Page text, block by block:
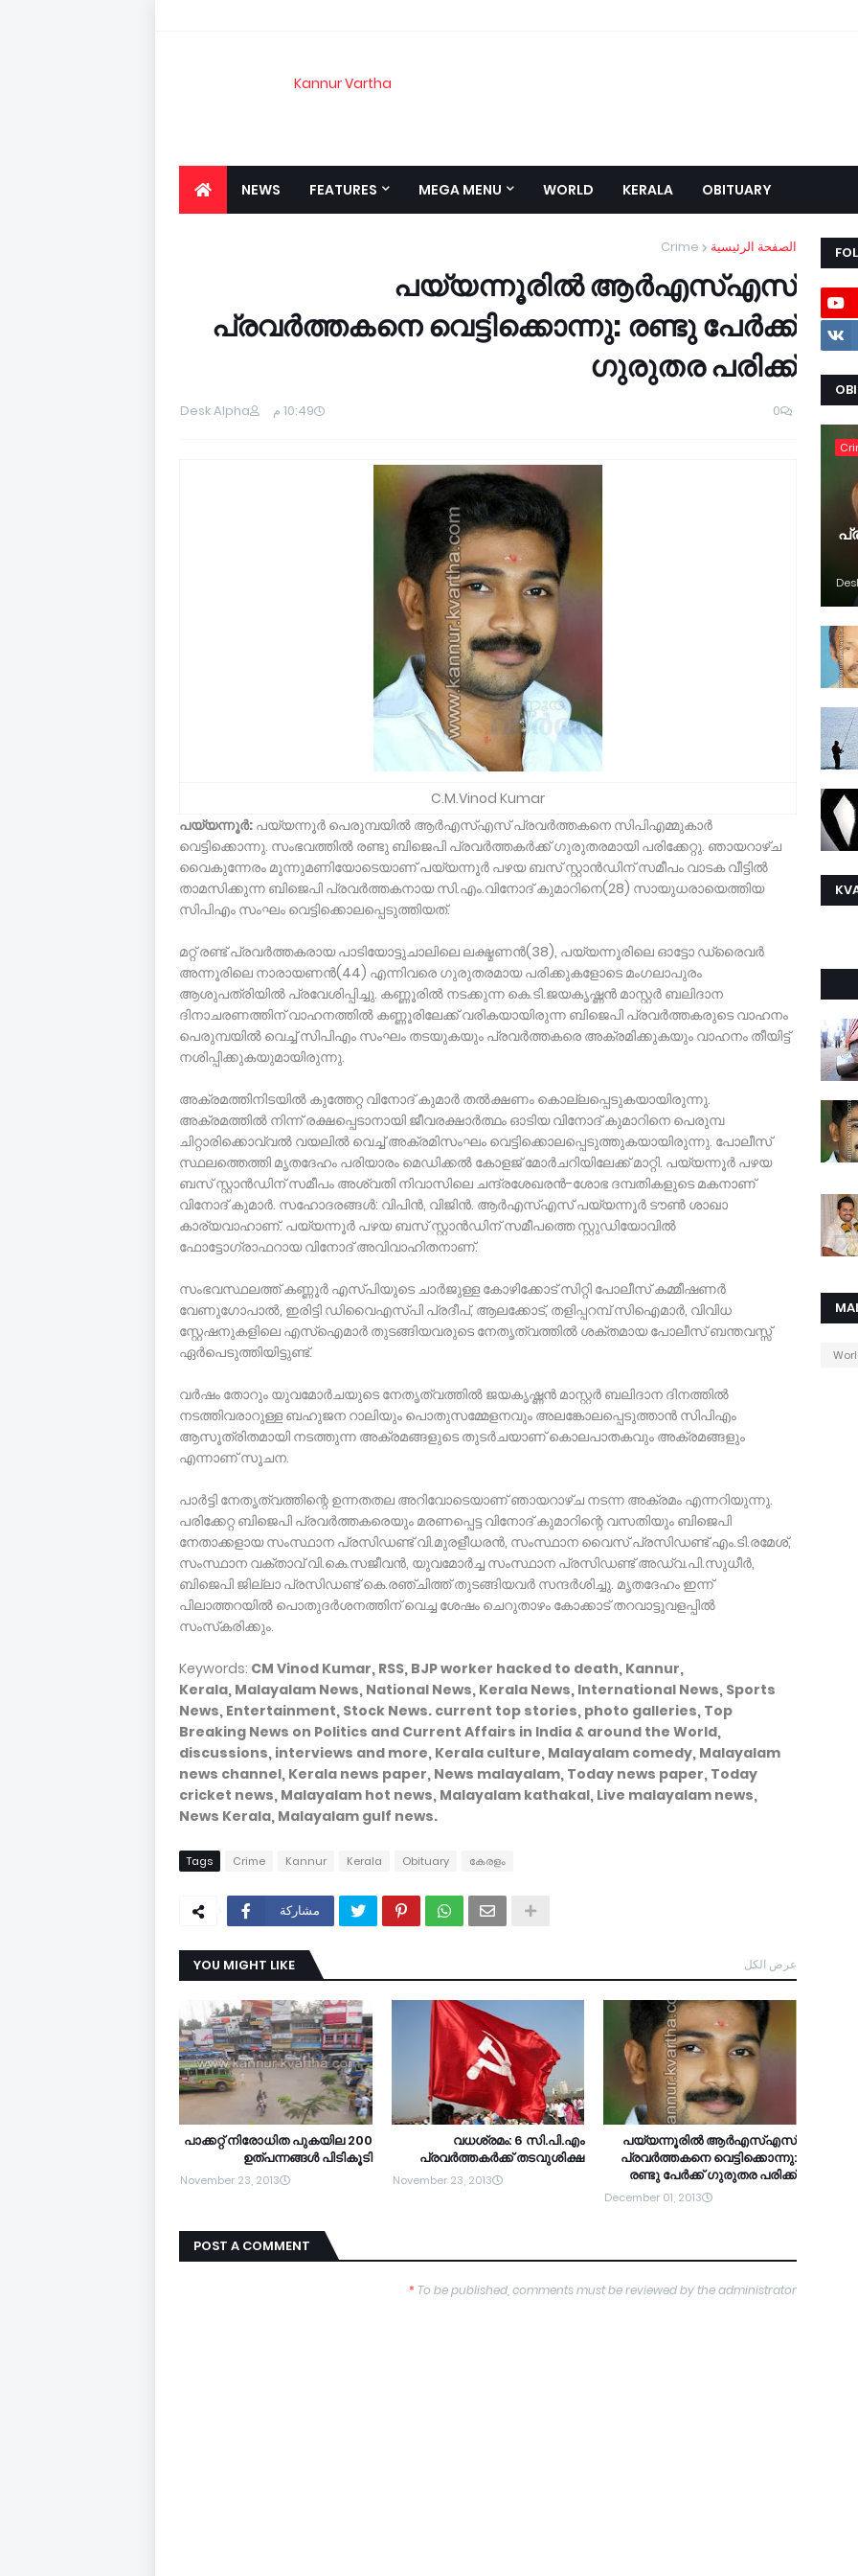
Kannur Vartha
NEWS FEATURES MEGA MENU WORLD KERALA OBITUARY
الصفحة الرئيسية Crime
പയ്യന്നൂരില്‍ ആര്‍എസ്എസ്
പ്രവര്‍ത്തകനെ വെട്ടിക്കൊന്നു: രണ്ടു പേര്‍ക്ക്
ഗുരുതര പരിക്ക്
Desk Alpha 10:49 م 0
C.M.Vinod Kumar
പയ്യന്നൂര്‍: പയ്യന്നൂര്‍ പെരുമ്പയില്‍ ആര്‍എസ്എസ് പ്രവര്‍ത്തകനെ സിപിഎമ്മുകാര്‍
വെട്ടിക്കൊന്നു. സംഭവത്തില്‍ രണ്ടു ബിജെപി പ്രവര്‍ത്തകര്‍ക്ക് ഗുരുതരമായി പരിക്കേറ്റു. ഞായറാഴ്ച
വൈകുന്നേരം മൂന്നുമണിയോടെയാണ് പയ്യന്നൂര്‍ പഴയ ബസ് സ്റ്റാന്‍ഡിന് സമീപം വാടക വീട്ടില്‍
താമസിക്കുന്ന ബിജെപി പ്രവര്‍ത്തകനായ സി.എം.വിനോദ് കുമാറിനെ(28) സായുധരായെത്തിയ
സിപിഎം സംഘം വെട്ടിക്കൊലപ്പെടുത്തിയത്.
മറ്റ് രണ്ട് പ്രവര്‍ത്തകരായ പാടിയോട്ടുചാലിലെ ലക്ഷ്മണന്‍(38), പയ്യന്നൂരിലെ ഓട്ടോ ഡ്രൈവര്‍
അന്നൂരിലെ നാരായണന്‍(44) എന്നിവരെ ഗുരുതരമായ പരിക്കുകളോടെ മംഗലാപുരം
ആശുപത്രിയില്‍ പ്രവേശിപ്പിച്ചു. കണ്ണൂരില്‍ നടക്കുന്ന കെ.ടി.ജയകൃഷ്ണന്‍ മാസ്റ്റര്‍ ബലിദാന
ദിനാചരണത്തിന് വാഹനത്തില്‍ കണ്ണൂരിലേക്ക് വരികയായിരുന്ന ബിജെപി പ്രവര്‍ത്തകരുടെ വാഹനം
പെരുമ്പയില്‍ വെച്ച് സിപിഎം സംഘം തടയുകയും പ്രവര്‍ത്തകരെ അക്രമിക്കുകയും വാഹനം തീയിട്ട്
നശിപ്പിക്കുകയുമായിരുന്നു.
അക്രമത്തിനിടയില്‍ കുത്തേറ്റ വിനോദ് കുമാര്‍ തല്‍ക്ഷണം കൊല്ലപ്പെടുകയായിരുന്നു.
അക്രമത്തില്‍ നിന്ന് രക്ഷപ്പെടാനായി ജീവരക്ഷാര്‍ത്ഥം ഓടിയ വിനോദ് കുമാറിനെ പെരുമ്പ
ചിറ്റാരിക്കൊവ്വല്‍ വയലില്‍ വെച്ച് അക്രമിസംഘം വെട്ടിക്കൊലപ്പെടുത്തുകയായിരുന്നു. പോലീസ്
സ്ഥലത്തെത്തി മൃതദേഹം പരിയാരം മെഡിക്കല്‍ കോളജ് മോര്‍ചറിയിലേക്ക് മാറ്റി. പയ്യന്നൂര്‍ പഴയ
ബസ് സ്റ്റാന്‍ഡിന് സമീപം അശ്വതി നിവാസിലെ ചന്ദ്രശേഖരന്‍-ശോഭ ദമ്പതികളുടെ മകനാണ്
വിനോദ് കുമാര്‍. സഹോദരങ്ങള്‍: വിപിന്‍, വിജിന്‍. ആര്‍എസ്എസ് പയ്യന്നൂര്‍ ടൗണ്‍ ശാഖാ
കാര്യവാഹാണ്. പയ്യന്നൂര്‍ പഴയ ബസ് സ്റ്റാന്‍ഡിന് സമീപത്തെ സ്റ്റുഡിയോവില്‍
ഫോട്ടോഗ്രാഫറായ വിനോദ് അവിവാഹിതനാണ്.
സംഭവസ്ഥലത്ത് കണ്ണൂര്‍ എസ്പിയുടെ ചാര്‍ജുള്ള കോഴിക്കോട് സിറ്റി പോലീസ് കമ്മീഷണര്‍
വേണുഗോപാല്‍, ഇരിട്ടി ഡിവൈഎസ്പി പ്രദീപ്, ആലക്കോട്, തളിപ്പറമ്പ് സിഐമാര്‍, വിവിധ
സ്റ്റേഷനുകളിലെ എസ്‌ഐമാര്‍ തുടങ്ങിയവരുടെ നേതൃത്വത്തില്‍ ശക്തമായ പോലീസ് ബന്തവസ്സ്
ഏര്‍പെടുത്തിയിട്ടുണ്ട്.
വര്‍ഷം തോറും യുവമോര്‍ചയുടെ നേതൃത്വത്തില്‍ ജയകൃഷ്ണന്‍ മാസ്റ്റര്‍ ബലിദാന ദിനത്തില്‍
നടത്തിവരാറുള്ള ബഹുജന റാലിയും പൊതുസമ്മേളനവും അലങ്കോലപ്പെടുത്താന്‍ സിപിഎം
ആസൂത്രിതമായി നടത്തുന്ന അക്രമങ്ങളുടെ തുടര്‍ചയാണ് കൊലപാതകവും അക്രമങ്ങളും
എന്നാണ് സൂചന.
പാര്‍ട്ടി നേതൃത്വത്തിന്റെ ഉന്നതതല അറിവോടെയാണ് ഞായറാഴ്ച നടന്ന അക്രമം എന്നറിയുന്നു.
പരിക്കേറ്റ ബിജെപി പ്രവര്‍ത്തകരെയും മരണപ്പെട്ട വിനോദ് കുമാറിന്റെ വസതിയും ബിജെപി
നേതാക്കളായ സംസ്ഥാന പ്രസിഡണ്ട് വി.മുരളീധരന്‍, സംസ്ഥാന വൈസ് പ്രസിഡണ്ട് എം.ടി.രമേശ്,
സംസ്ഥാന വക്താവ് വി.കെ.സജീവന്‍, യുവമോര്‍ച്ച സംസ്ഥാന പ്രസിഡണ്ട് അഡ്വ.പി.സുധീര്‍,
ബിജെപി ജില്ലാ പ്രസിഡണ്ട് കെ.രഞ്ചിത്ത് തുടങ്ങിയവര്‍ സന്ദര്‍ശിച്ചു. മൃതദേഹം ഇന്ന്
പിലാത്തറയില്‍ പൊതുദര്‍ശനത്തിന് വെച്ച ശേഷം ചെറുതാഴം കോക്കാട് തറവാട്ടുവളപ്പില്‍
സംസ്‌കരിക്കും.
Keywords: CM Vinod Kumar, RSS, BJP worker hacked to death, Kannur,
Kerala, Malayalam News, National News, Kerala News, International News, Sports
News, Entertainment, Stock News. current top stories, photo galleries, Top
Breaking News on Politics and Current Affairs in India & around the World,
discussions, interviews and more, Kerala culture, Malayalam comedy, Malayalam
news channel, Kerala news paper, News malayalam, Today news paper, Today
cricket news, Malayalam hot news, Malayalam kathakal, Live malayalam news,
News Kerala, Malayalam gulf news.
Tags Crime Kannur Kerala Obituary കേരളം
مشاركة
YOU MIGHT LIKE عرض الكل
പയ്യന്നൂരില്‍ ആര്‍എസ്എസ്
പ്രവര്‍ത്തകനെ വെട്ടിക്കൊന്നു:
രണ്ടു പേര്‍ക്ക് ഗുരുതര പരിക്ക്
December 01, 2013
വധശ്രമം: 6 സി.പി.എം
പ്രവര്‍ത്തകര്‍ക്ക് തടവുശിക്ഷ
November 23, 2013
200 പാക്കറ്റ് നിരോധിത പുകയില
ഉത്പന്നങ്ങള്‍ പിടികൂടി
November 23, 2013
POST A COMMENT
To be published, comments must be reviewed by the administrator
*